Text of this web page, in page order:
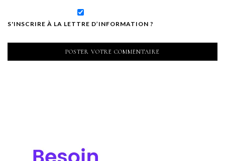
S'INSCRIRE À LA LETTRE D’INFORMATION ?